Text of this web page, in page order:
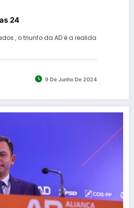
24
, o triunfo da AD é a realida
9 De Junho De 2024